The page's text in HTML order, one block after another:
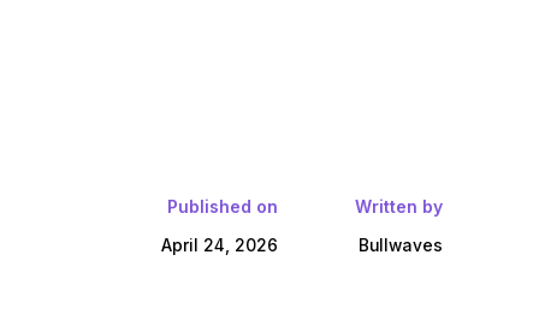
Written by
Bullwaves
Published on
April 24, 2026